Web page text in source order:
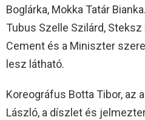
Boglárka, Mokka Tatár
Tubus Szelle Szilárd, Steksz
Cement és a Miniszter
lesz látható.
Koreográfus Botta Tibor, az
László, a díszlet és